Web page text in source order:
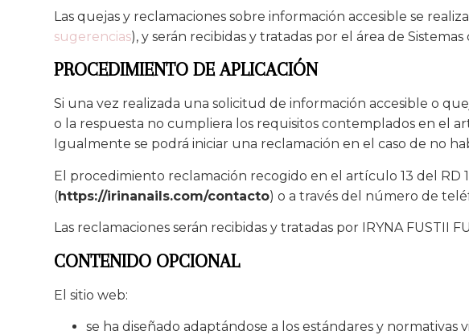
Las quejas y reclamaciones sobre información accesible se
sugerencias), y serán recibidas y tratadas por el área de
PROCEDIMIENTO DE APLICACIÓN
Si una vez realizada una solicitud de información accesible o
o la respuesta no cumpliera los requisitos contemplados en el
Igualmente se podrá iniciar una reclamación en el caso de no
El procedimiento reclamación recogido en el artículo 13 del RD
(https://irinanails.com/contacto) o a través del número de
Las reclamaciones serán recibidas y tratadas por IRYNA FUSTII
CONTENIDO OPCIONAL
El sitio web:
se ha diseñado adaptándose a los estándares y